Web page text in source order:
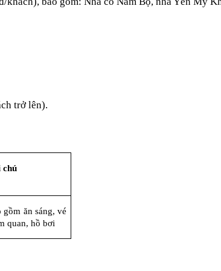
trở lên).
chú
gồm ăn sáng, vé
quan, hồ bơi